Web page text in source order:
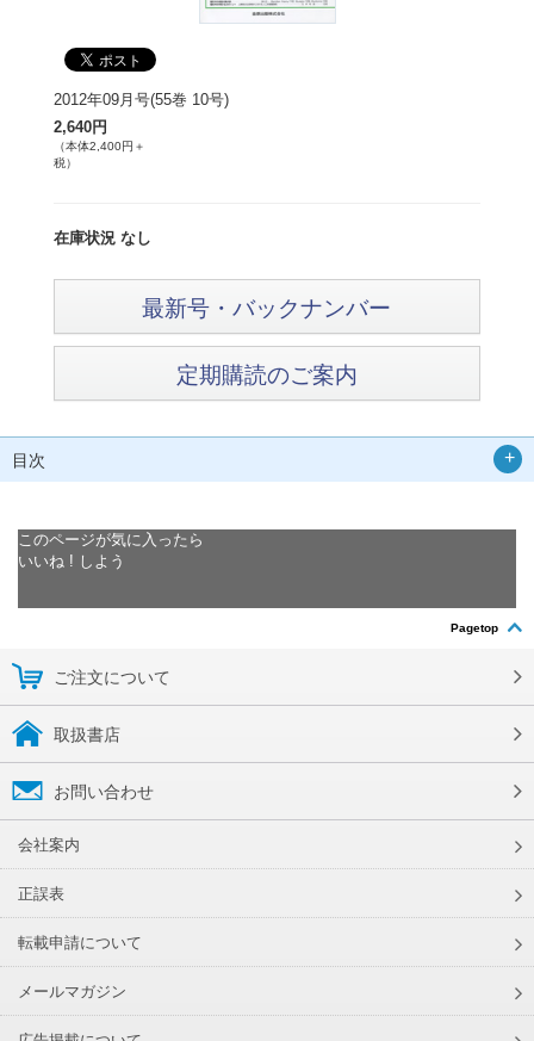
2012年09月号(55巻 10号)
2,640円
（本体2,400円＋
税）
在庫状況 なし
最新号・バックナンバー
定期購読のご案内
目次
このページが気に入ったら
いいね ! しよう
Pagetop
ご注文について
取扱書店
お問い合わせ
会社案内
正誤表
転載申請について
メールマガジン